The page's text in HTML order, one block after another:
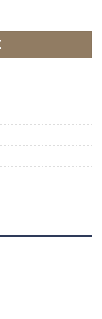
DCx27 110 FFG/